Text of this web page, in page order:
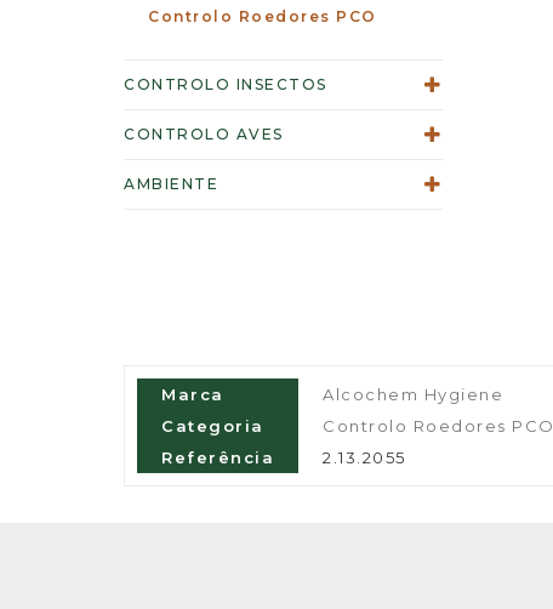
Controlo Roedores PCO
CONTROLO INSECTOS
CONTROLO AVES
AMBIENTE
Marca
Alcochem Hygiene
Categoria
Controlo Roedores PCO
Referência
2.13.2055